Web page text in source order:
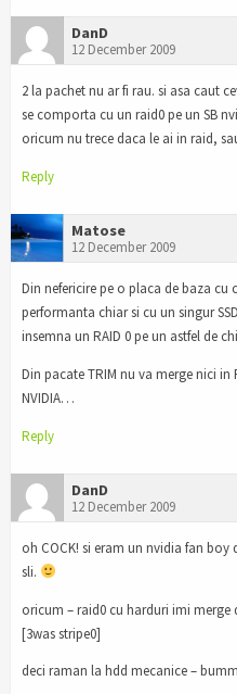
DanD
12 December 2009
2 la pachet nu ar fi rau. si asa caut
se comporta cu un raid0 pe un SB
oricum nu trece daca le ai in raid,
Reply
Matose
12 December 2009
Din nefericire pe o placa de baza cu
performanta chiar si cu un singur
insemna un RAID 0 pe un astfel de
Din pacate TRIM nu va merge nici in
NVIDIA…
Reply
DanD
12 December 2009
oh COCK! si eram un nvidia fan
sli.
oricum – raid0 cu harduri imi merge
[3was stripe0]
deci raman la hdd mecanice –